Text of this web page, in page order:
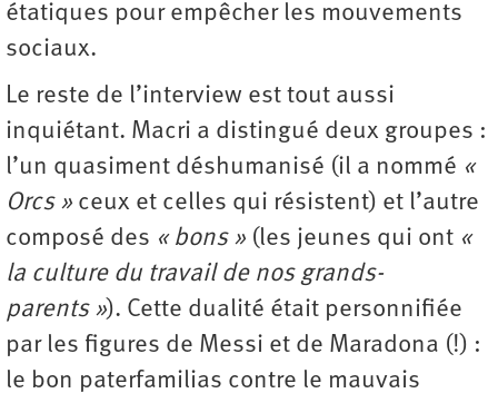
étatiques pour empêcher les mouvements
sociaux.
Le reste de l’interview est tout aussi
inquiétant. Macri a distingué deux groupes :
l’un quasiment déshumanisé (il a nommé «
Orcs » ceux et celles qui résistent) et l’autre
composé des « bons » (les jeunes qui ont «
la culture du travail de nos grands-
parents »). Cette dualité était personnifiée
par les figures de Messi et de Maradona (!) :
le bon paterfamilias contre le mauvais